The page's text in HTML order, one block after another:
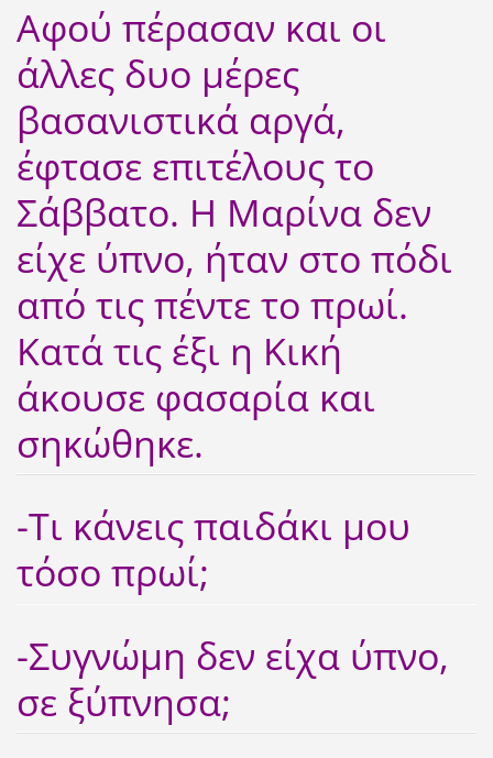
Αφού πέρασαν και οι
άλλες δυο μέρες
βασανιστικά αργά,
έφτασε επιτέλους το
Σάββατο. Η Μαρίνα δεν
είχε ύπνο, ήταν στο πόδι
από τις πέντε το πρωί.
Κατά τις έξι η Κική
άκουσε φασαρία και
σηκώθηκε.
-Τι κάνεις παιδάκι μου
τόσο πρωί;
-Συγνώμη δεν είχα ύπνο,
σε ξύπνησα;